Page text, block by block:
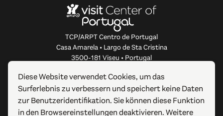
TCP/ARPT Centro de Portugal
Casa Amarela • Largo de Sta Cristina
3500-181 Viseu • Portugal
ÜBER DIESE WEBSITE
Diese Website verwendet Cookies, um das
Surferlebnis zu verbessern und speichert keine Daten
zur Benutzeridentifikation. Sie können diese Funktion
in den Browsereinstellungen deaktivieren. Weitere